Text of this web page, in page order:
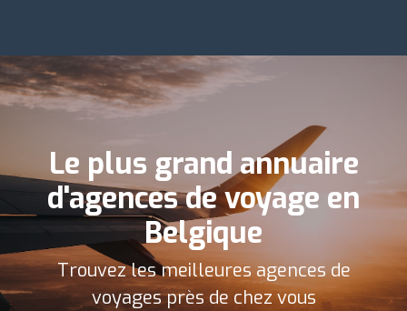
Le plus grand annuaire
d'agences de voyage en
Belgique
Trouvez les meilleures agences de
voyages près de chez vous